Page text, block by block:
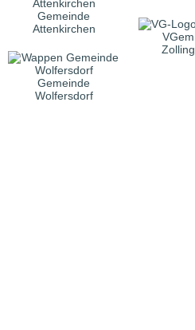
Gemeinde
Attenkirchen
VGem
Zolling
Gemeinde
Wolfersdorf